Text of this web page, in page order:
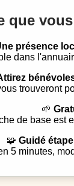
que
présence
dans
trouveront
de base est
Guidé
5 minutes,